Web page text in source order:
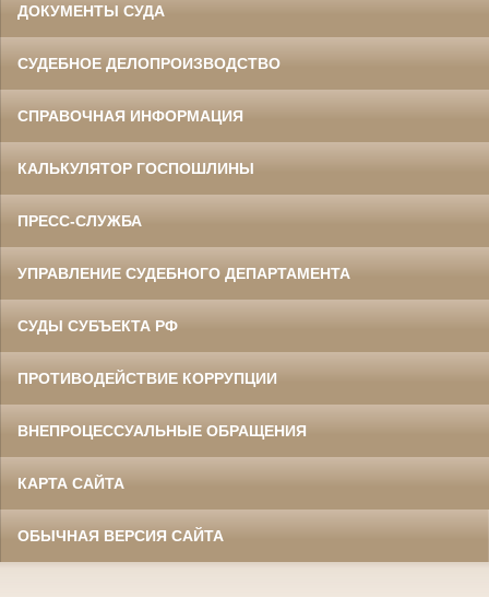
ДОКУМЕНТЫ СУДА
СУДЕБНОЕ ДЕЛОПРОИЗВОДСТВО
СПРАВОЧНАЯ ИНФОРМАЦИЯ
КАЛЬКУЛЯТОР ГОСПОШЛИНЫ
ПРЕСС-СЛУЖБА
УПРАВЛЕНИЕ СУДЕБНОГО ДЕПАРТАМЕНТА
СУДЫ СУБЪЕКТА РФ
ПРОТИВОДЕЙСТВИЕ КОРРУПЦИИ
ВНЕПРОЦЕССУАЛЬНЫЕ ОБРАЩЕНИЯ
КАРТА САЙТА
ОБЫЧНАЯ ВЕРСИЯ САЙТА